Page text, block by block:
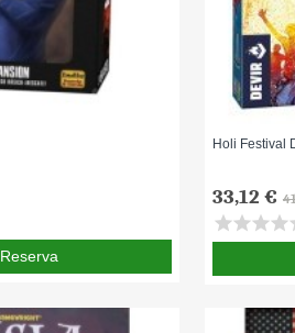
Reserva
Holi Festival
33,12 €
starstarstarstar